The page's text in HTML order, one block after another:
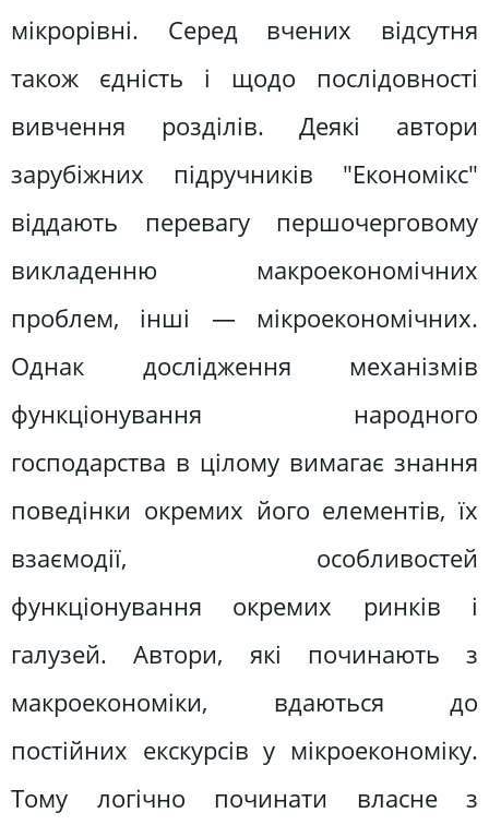
мікрорівні. Серед вчених відсутня
також єдність і щодо послідовності
вивчення розділів. Деякі автори
зарубіжних підручників "Економікс"
віддають перевагу першочерговому
викладенню макроекономічних
проблем, інші — мікроекономічних.
Однак дослідження механізмів
функціонування народного
господарства в цілому вимагає знання
поведінки окремих його елементів, їх
взаємодії, особливостей
функціонування окремих ринків і
галузей. Автори, які починають з
макроекономіки, вдаються до
постійних екскурсів у мікроекономіку.
Тому логічно починати власне з